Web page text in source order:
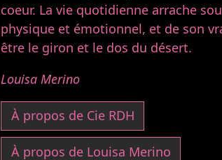
coeur. La vie quotidienne arrache
physique et émotionnel, et de son
être le giron et le dos du désert.
Louisa Merino
À propos de Cie RDH
À propos de Louisa Merino